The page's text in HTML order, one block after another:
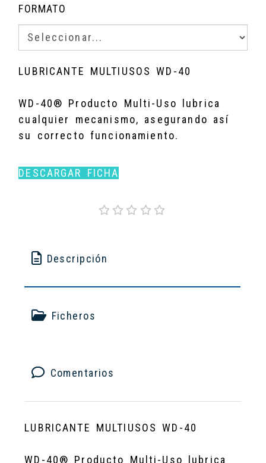
FORMATO
LUBRICANTE MULTIUSOS WD-40
WD-40® Producto Multi-Uso lubrica
cualquier mecanismo, asegurando así
su correcto funcionamiento.
DESCARGAR FICHA
Descripción
Ficheros
Comentarios
LUBRICANTE MULTIUSOS WD-40
WD-40® Producto Multi-Uso lubrica